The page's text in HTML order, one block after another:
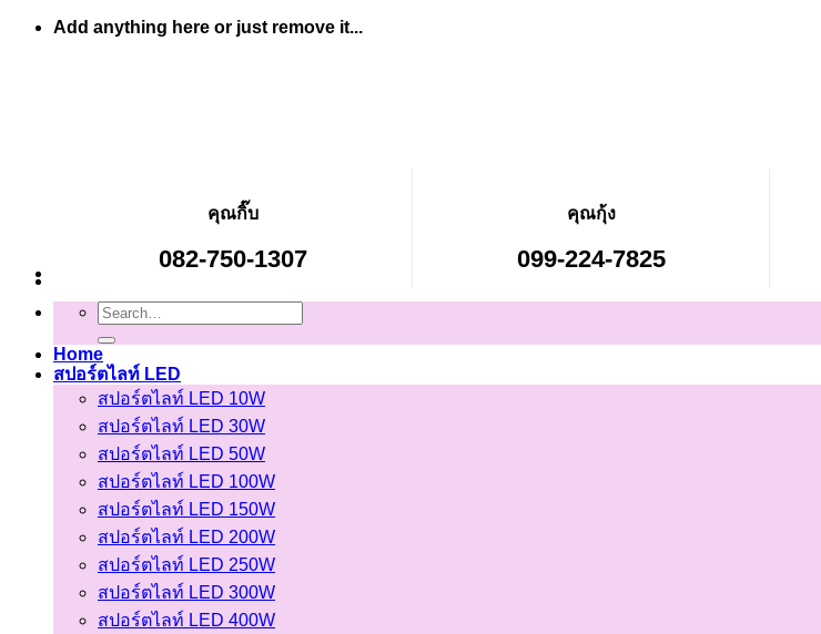
Skip
Add anything here or just remove it...
Search
for:
Home
สปอร์ตไลท์ LED
สปอร์ตไลท์ LED 10W
สปอร์ตไลท์ LED 30W
สปอร์ตไลท์ LED 50W
สปอร์ตไลท์ LED 100W
สปอร์ตไลท์ LED 150W
สปอร์ตไลท์ LED 200W
สปอร์ตไลท์ LED 250W
สปอร์ตไลท์ LED 300W
สปอร์ตไลท์ LED 400W
คุณกิ๊บ
082-750-1307
คุณกุ้ง
099-224-7825